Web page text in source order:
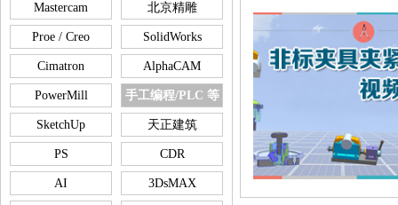
Mastercam 北京精雕
Proe / Creo SolidWorks
Cimatron AlphaCAM
PowerMill 手工编程/PLC 等
SketchUp 天正建筑
PS CDR
AI 3DsMAX